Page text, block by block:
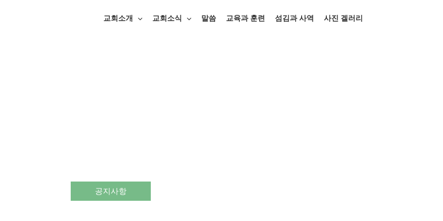
교회소개 교회소식 말씀 교육과 훈련 섬김과 사역 사진 겔러리
공지사항